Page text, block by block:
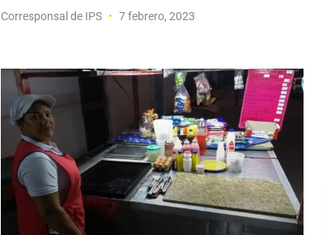
Corresponsal de IPS 7 febrero, 2023